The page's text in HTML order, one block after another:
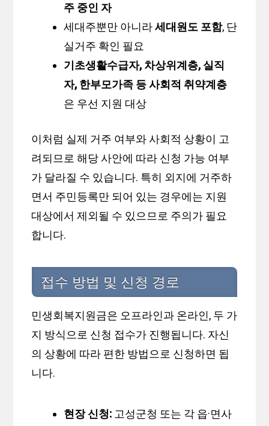
주 중인 자
세대주뿐만 아니라세대원도 포함, 단
실거주 확인 필요
기초생활수급자, 차상위계층, 실직
자, 한부모가족 등 사회적 취약계층
은 우선 지원 대상
이처럼 실제 거주 여부와 사회적 상황이 고
려되므로 해당 사안에 따라 신청 가능 여부
가 달라질 수 있습니다. 특히 외지에 거주하
면서 주민등록만 되어 있는 경우에는 지원
대상에서 제외될 수 있으므로 주의가 필요
합니다.
접수 방법 및 신청 경로
민생회복지원금은 오프라인과 온라인, 두 가
지 방식으로 신청 접수가 진행됩니다. 자신
의 상황에 따라 편한 방법으로 신청하면 됩
니다.
현장 신청: 고성군청 또는 각 읍·면사